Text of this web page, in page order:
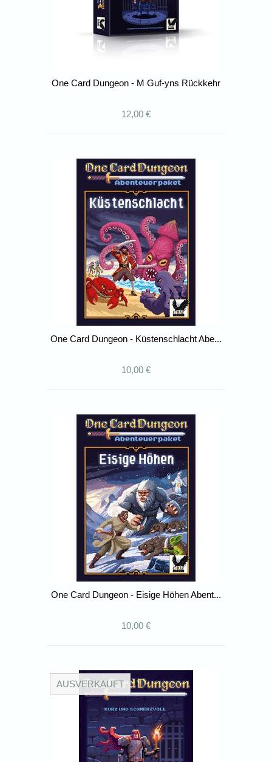
One Card Dungeon - M Guf-yns Rückkehr
12,00 €
One Card Dungeon - Küstenschlacht Abe...
10,00 €
One Card Dungeon - Eisige Höhen Abent...
10,00 €
AUSVERKAUFT